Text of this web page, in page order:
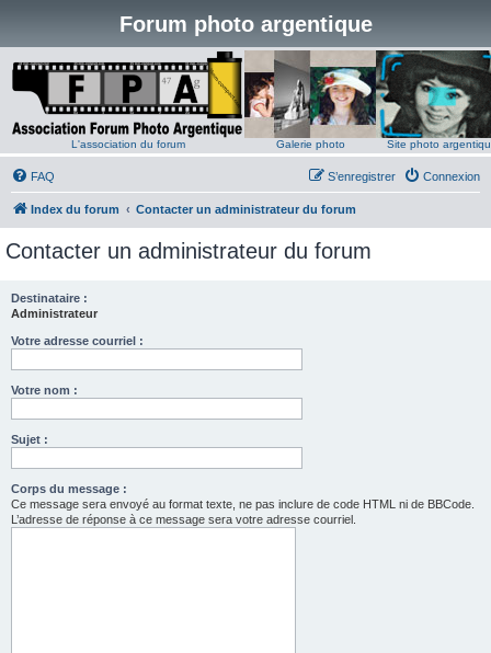
Forum photo argentique
L'association du forum Galerie photo Site photo
FAQ Connexion
S’enregistrer
Index du forum Contacter un administrateur du forum
Contacter un administrateur du forum
Destinataire :
Administrateur
Votre adresse courriel :
Votre nom :
Sujet :
Corps du message :
Ce message sera envoyé au format texte, ne pas inclure de code HTML ni de BBCode.
L’adresse de réponse à ce message sera votre adresse courriel.